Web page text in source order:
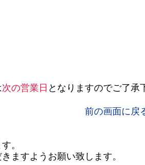
次の営業日 となりますのでご了承
前の画面に戻
。
ますようお願い致します。